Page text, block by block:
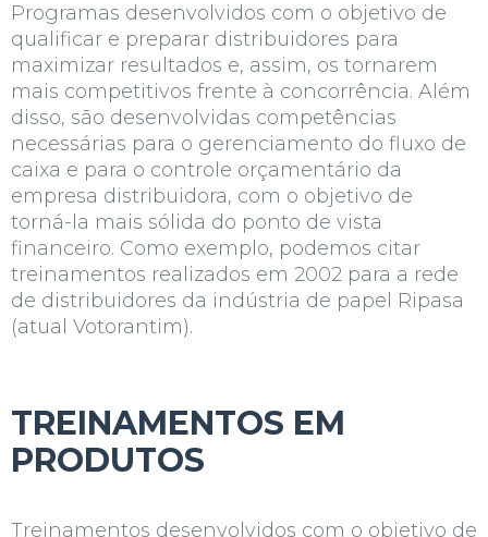
Programas desenvolvidos com o objetivo de
qualificar e preparar distribuidores para
maximizar resultados e, assim, os tornarem
mais competitivos frente à concorrência. Além
disso, são desenvolvidas competências
necessárias para o gerenciamento do fluxo de
caixa e para o controle orçamentário da
empresa distribuidora, com o objetivo de
torná-la mais sólida do ponto de vista
financeiro. Como exemplo, podemos citar
treinamentos realizados em 2002 para a rede
de distribuidores da indústria de papel Ripasa
(atual Votorantim).
TREINAMENTOS EM
PRODUTOS
Treinamentos desenvolvidos com o objetivo de